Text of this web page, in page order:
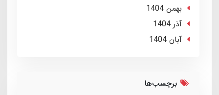
بهمن 1404
آذر 1404
آبان 1404
برچسب‌ها